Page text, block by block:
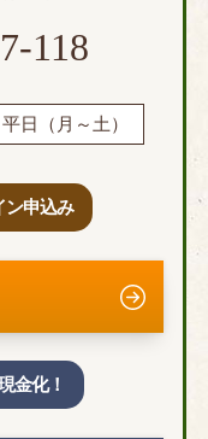
118
日（月～土）
ン申込み
金化！